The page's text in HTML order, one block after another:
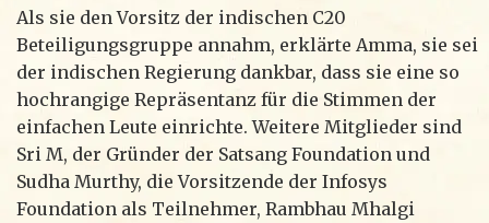
Als sie den Vorsitz der indischen C20
Beteiligungsgruppe annahm, erklärte Amma, sie sei
der indischen Regierung dankbar, dass sie eine so
hochrangige Repräsentanz für die Stimmen der
einfachen Leute einrichte. Weitere Mitglieder sind
Sri M, der Gründer der Satsang Foundation und
Sudha Murthy, die Vorsitzende der Infosys
Foundation als Teilnehmer, Rambhau Mhalgi